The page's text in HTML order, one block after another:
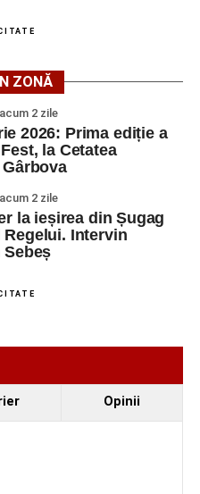
pompierii din Sebeș. Un
de sub o stivă de
în stare gravă la
de o motocicletă pe
din Sebeș: fermeie
ZONĂ
acum 2 zile
2026: Prima ediție a
la Cetatea
acum 2 zile
la ieșirea din Șugag
Intervin
Opinii